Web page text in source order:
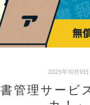
2025年10月9日
管理サービ